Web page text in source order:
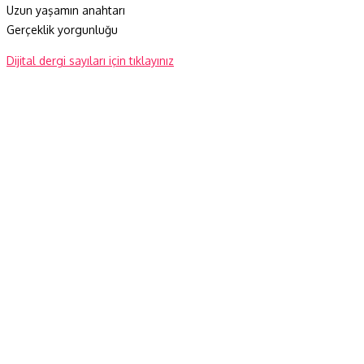
Uzun yaşamın anahtarı
Gerçeklik yorgunluğu
Dijital dergi sayıları için tıklayınız